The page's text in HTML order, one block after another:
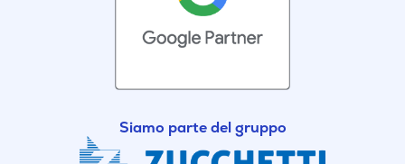
Siamo parte del gruppo